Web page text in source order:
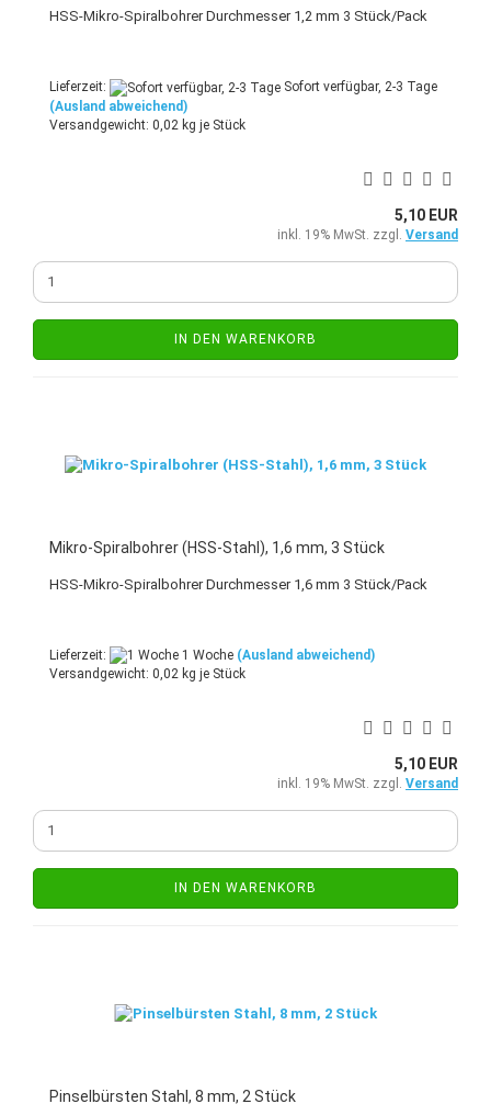
HSS-Mikro-Spiralbohrer Durchmesser 1,2 mm 3 Stück/Pack
Lieferzeit:
Sofort verfügbar, 2-3 Tage
(Ausland abweichend)
Versandgewicht: 0,02 kg je Stück
5,10 EUR
inkl. 19% MwSt. zzgl. Versand
IN DEN WARENKORB
Mikro-Spiralbohrer (HSS-Stahl), 1,6 mm, 3 Stück
HSS-Mikro-Spiralbohrer Durchmesser 1,6 mm 3 Stück/Pack
Lieferzeit: 1 Woche (Ausland abweichend)
Versandgewicht: 0,02 kg je Stück
5,10 EUR
inkl. 19% MwSt. zzgl. Versand
IN DEN WARENKORB
Pinselbürsten Stahl, 8 mm, 2 Stück